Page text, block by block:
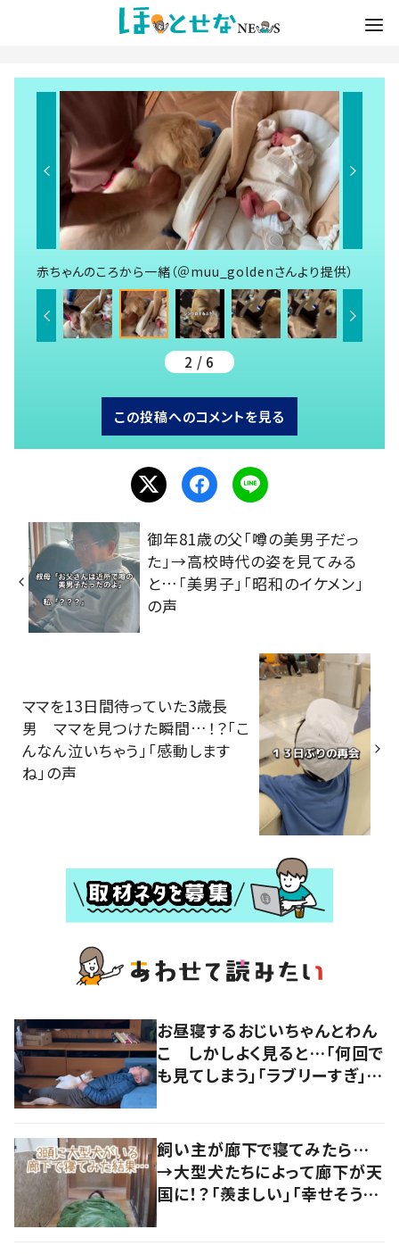
赤ちゃんのころから一緒（＠muu_goldenさんより提供）
2 / 6
この投稿へのコメントを見る
御年81歳の父「噂の美男子だっ
た」→高校時代の姿を見てみる
と…「美男子」「昭和のイケメン」
の声
ママを13日間待っていた3歳長
男 ママを見つけた瞬間…！？「こ
んなん泣いちゃう」「感動します
ね」の声
お昼寝するおじいちゃんとわん
こ しかしよく見ると…「何回で
も見てしまう」「ラブリーすぎ」の
飼い主が廊下で寝てみたら…
→大型犬たちによって廊下が天
国に！？「羨ましい」「幸せそう」